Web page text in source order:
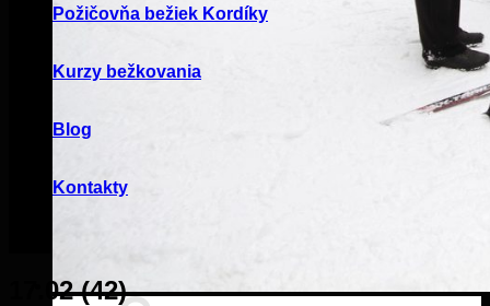
Požičovňa bežiek Kordíky
Kurzy bežkovania
Blog
Kontakty
17.02 (42)